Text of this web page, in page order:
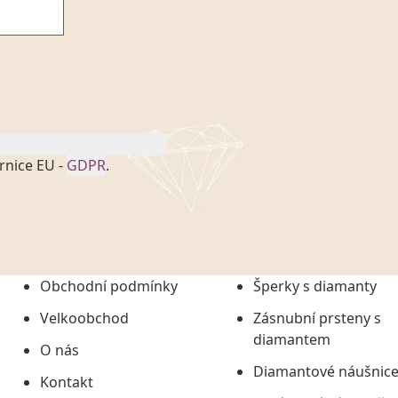
EU - GDPR.
č. 101/2000 Sb. v
uchováním veškerých
údajů či jako jeho
informací, nejdéle
Obchodní podmínky
Velkoobchod
O nás
Kontakt
Šperky s diamanty
Zásnubní prsteny s
diamantem
Diamantové náušnice